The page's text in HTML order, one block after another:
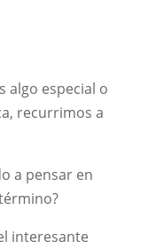
algo especial o
recurrimos a
a pensar en
interesante